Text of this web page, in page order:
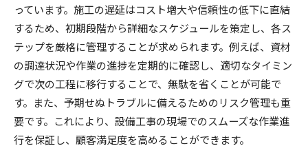
っています。施工の遅延はコスト増大や信頼性の低下に直結
するため、初期段階から詳細なスケジュールを策定し、各ス
テップを厳格に管理することが求められます。例えば、資材
の調達状況や作業の進捗を定期的に確認し、適切なタイミン
グで次の工程に移行することで、無駄を省くことが可能で
す。また、予期せぬトラブルに備えるためのリスク管理も重
要です。これにより、設備工事の現場でのスムーズな作業進
行を保証し、顧客満足度を高めることができます。